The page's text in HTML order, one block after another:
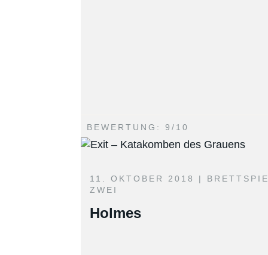
BEWERTUNG: 9/10
11. OKTOBER 2018 |
ZWEI
Holmes